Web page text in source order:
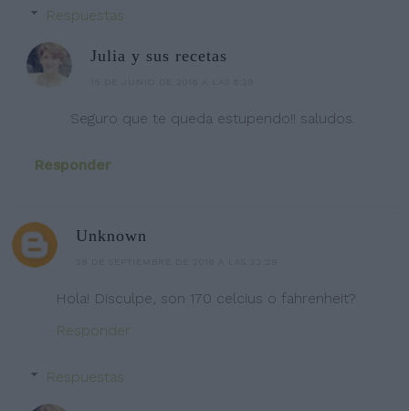
Respuestas
Julia y sus recetas
Seguro que te queda estupendo!! saludos.
Responder
Unknown
Hola! Disculpe, son 170 celcius o fahrenheit?
Responder
Respuestas